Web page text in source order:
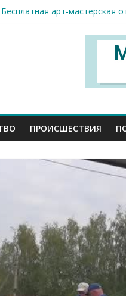
Бесплатная арт-мастерская
49,5 млн руб. похитили
Строители принимают
Праздник спорта и
ПРОИСШЕСТВИЯ